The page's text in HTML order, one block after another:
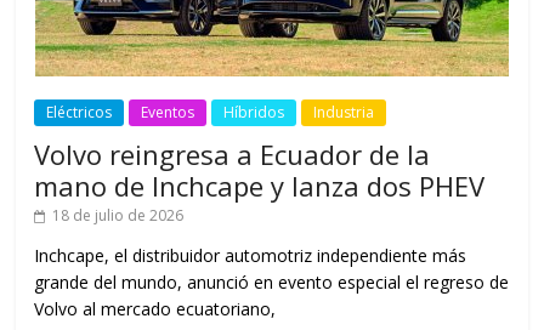
Eléctricos Eventos Híbridos Industria
Volvo reingresa a Ecuador de la
mano de Inchcape y lanza dos PHEV
18 de julio de 2026
Inchcape, el distribuidor automotriz independiente más
grande del mundo, anunció en evento especial el regreso de
Volvo al mercado ecuatoriano,